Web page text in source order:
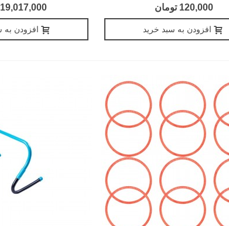
120,000 تومان
افزودن به سبد خرید
19,017,000 تومان
افزودن به